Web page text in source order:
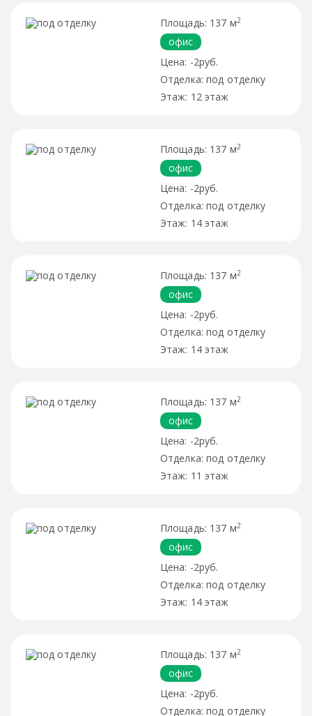
137 м2
офис
-2руб.
под отделку
12 этаж
137 м2
офис
-2руб.
под отделку
14 этаж
137 м2
офис
-2руб.
под отделку
14 этаж
137 м2
офис
-2руб.
под отделку
11 этаж
137 м2
офис
-2руб.
под отделку
14 этаж
137 м2
офис
-2руб.
под отделку